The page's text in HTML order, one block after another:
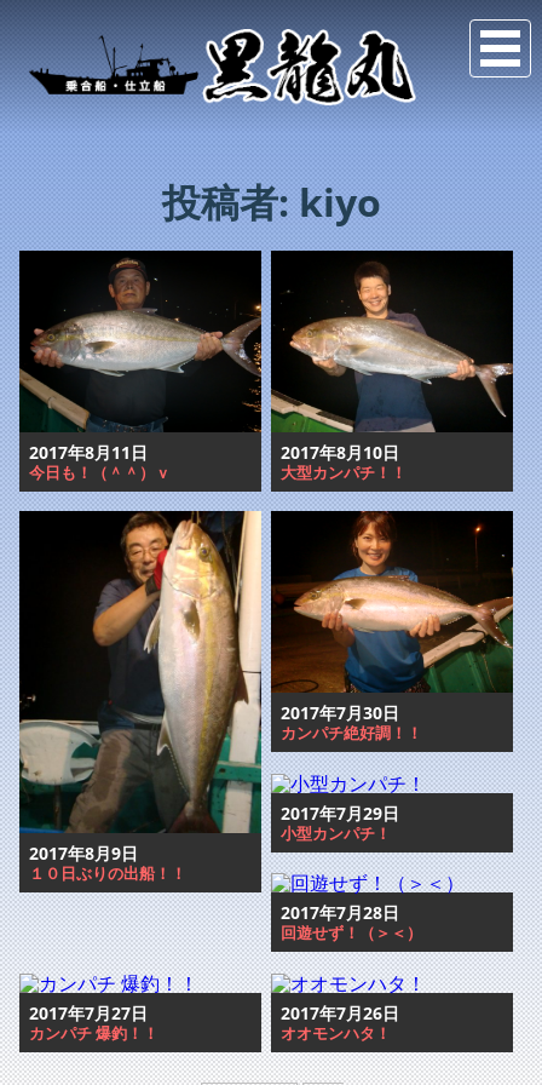
投稿者: kiyo
2017年8月11日
今日も！（＾＾）ｖ
2017年8月10日
大型カンパチ！！
2017年8月9日
１０日ぶりの出船！！
2017年7月30日
カンパチ絶好調！！
2017年7月29日
小型カンパチ！
2017年7月28日
回遊せず！（＞＜）
2017年7月27日
カンパチ 爆釣！！
2017年7月26日
オオモンハタ！